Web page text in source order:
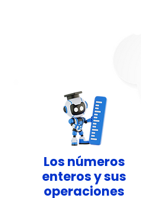
Los números
enteros y sus
operaciones